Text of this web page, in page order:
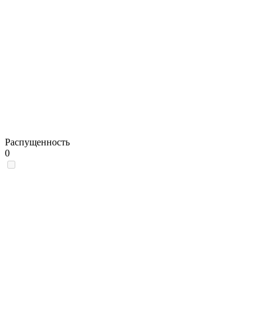
Распущенность
0